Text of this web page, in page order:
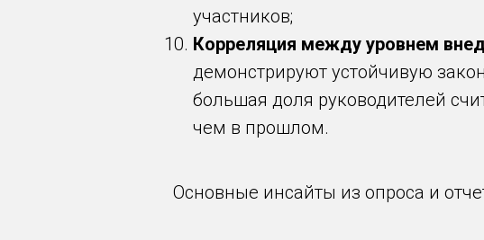
участников;
Корреляция между уровнем
демонстрируют устойчивую
большая доля руководителей
чем в прошлом.
Основные инсайты из опроса и